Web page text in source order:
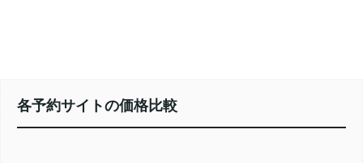
各予約サイトの価格比較